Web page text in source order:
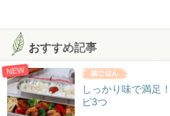
おすすめ記事
NEW
しっかり味で満足
ピ3つ